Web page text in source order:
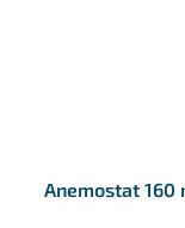
Anemostat 160